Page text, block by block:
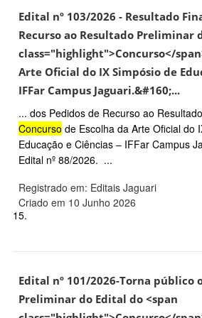
Edital nº 103/2026 - Resultado
Recurso ao Resultado Preliminar
class="highlight">Concurso</
Arte Oficial do IX Simpósio de
IFFar Campus Jaguari.&#160;...
... dos Pedidos de Recurso ao
Concurso de Escolha da Arte Oficial do
Educação e Ciências – IFFar Campus
Edital nº 88/2026. ...
Registrado em: Editais Jaguari
Criado em 10 Junho 2026
15.
Edital nº 101/2026-Torna público
Preliminar do Edital do <span